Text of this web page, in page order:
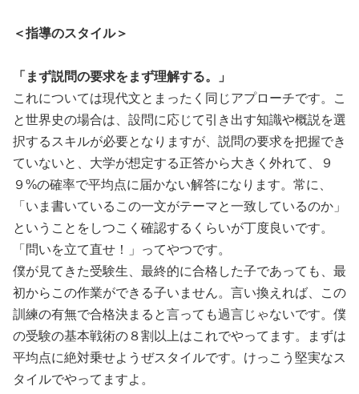
＜指導のスタイル＞
「まず説問の要求をまず理解する。」
これについては現代文とまったく同じアプローチです。こ
と世界史の場合は、設問に応じて引き出す知識や概説を選
択するスキルが必要となりますが、説問の要求を把握でき
ていないと、大学が想定する正答から大きく外れて、９
９%の確率で平均点に届かない解答になります。常に、
「いま書いているこの一文がテーマと一致しているのか」
ということをしつこく確認するくらいが丁度良いです。
「問いを立て直せ！」ってやつです。
僕が見てきた受験生、最終的に合格した子であっても、最
初からこの作業ができる子いません。言い換えれば、この
訓練の有無で合格決まると言っても過言じゃないです。僕
の受験の基本戦術の８割以上はこれでやってます。まずは
平均点に絶対乗せようぜスタイルです。けっこう堅実なス
タイルでやってますよ。